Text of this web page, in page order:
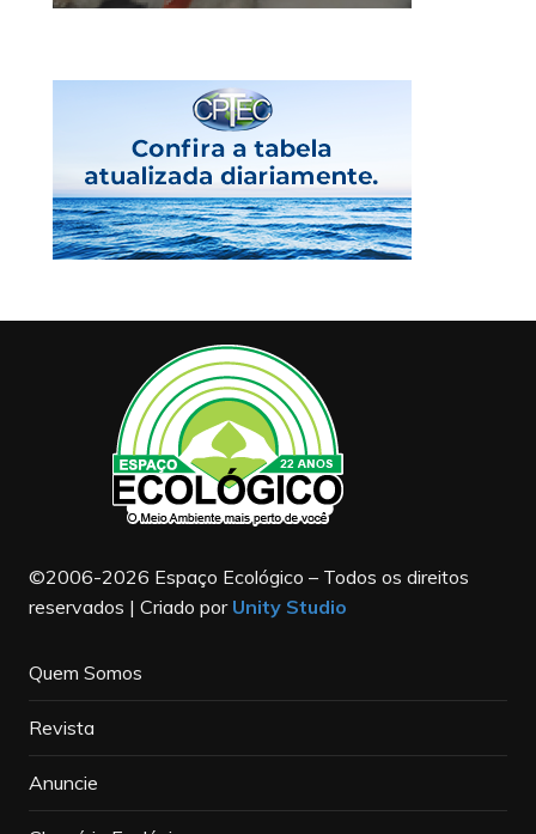
©2006-2026 Espaço Ecológico – Todos os direitos
reservados | Criado por Unity Studio
Quem Somos
Revista
Anuncie